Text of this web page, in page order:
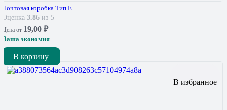
Почтовая коробка Тип Е
Оценка 3.86 из 5
Цена от 19,00 ₽
Ваша экономия
В корзину
В избранное